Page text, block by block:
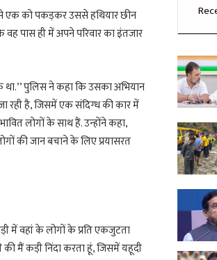
से एक को पकड़कर उससे हथियार छीन
वह पास ही में अपने परिवार का इंतजार
पुलिस ने कहा कि उसका अभियान
रही है, जिसमें एक संदिग्ध की कार में
लोगों के साथ हैं. उन्होंने कहा,
की जान बचाने के लिए प्रयासरत
में वहां के लोगों के प्रति एकजुटता
की मैं कड़ी निंदा करता हूं, जिसमें यहूदी